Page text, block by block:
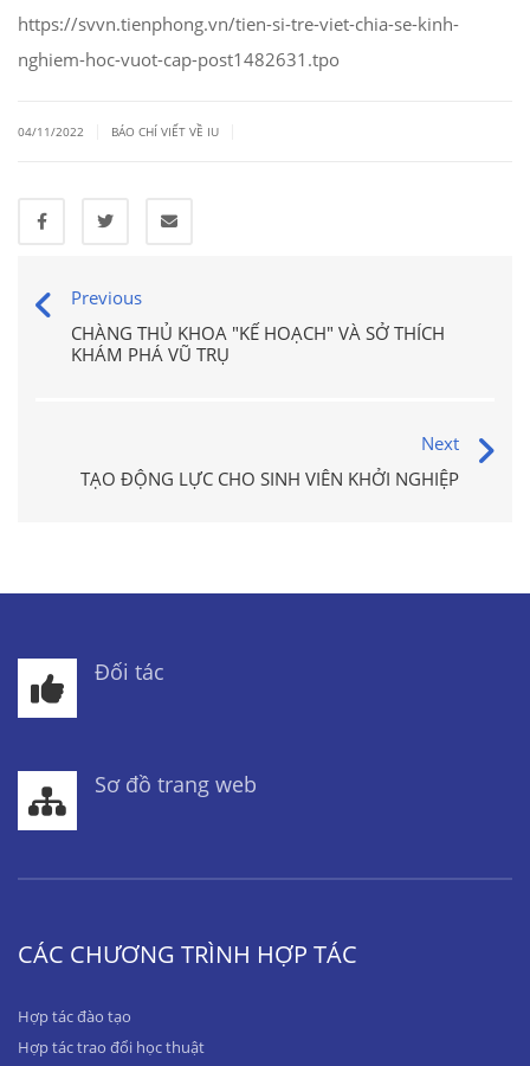
https://svvn.tienphong.vn/tien-si-tre-viet-chia-se-kinh-
nghiem-hoc-vuot-cap-post1482631.tpo
04/11/2022 BÁO CHÍ VIẾT VỀ IU
Previous
CHÀNG THỦ KHOA "KẾ HOẠCH" VÀ SỞ THÍCH
KHÁM PHÁ VŨ TRỤ
Next
TẠO ĐỘNG LỰC CHO SINH VIÊN KHỞI NGHIỆP
Đối tác
Sơ đồ trang web
CÁC CHƯƠNG TRÌNH HỢP TÁC
Hợp tác đào tạo
Hợp tác trao đổi học thuật